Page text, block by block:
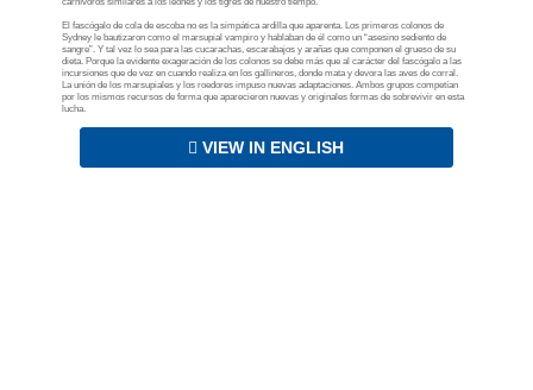
El fascógalo de cola de escoba no es la simpática ardilla que aparenta. Los primeros colonos de
Sydney le bautizaron como el marsupial vampiro y hablaban de él como un “asesino sediento de
sangre”. Y tal vez lo sea para las cucarachas, escarabajos y arañas que componen el grueso de su
dieta. Porque la evidente exageración de los colonos se debe más que al carácter del fascógalo a las
incursiones que de vez en cuando realiza en los gallineros, donde mata y devora las aves de corral.
La unión de los marsupiales y los roedores impuso nuevas adaptaciones. Ambos grupos competían
por los mismos recursos de forma que aparecieron nuevas y originales formas de sobrevivir en esta
lucha.
VIEW IN ENGLISH